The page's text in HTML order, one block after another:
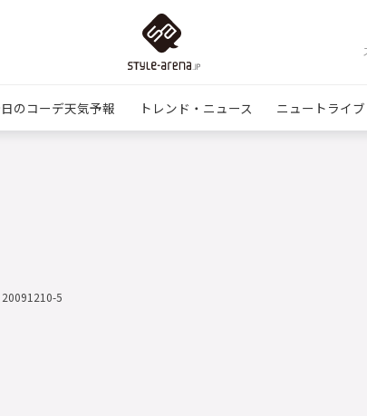
のコーデ天気予報 トレンド・ニュース ニュートライブ
20091210-5